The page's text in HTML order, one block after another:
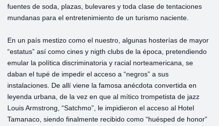
fuentes de soda, plazas, bulevares y toda clase de tentaciones
mundanas para el entretenimiento de un turismo naciente.
En un país mestizo como el nuestro, algunas hosterías de mayor
“estatus” así como cines y nigth clubs de la época, pretendiendo
emular la política discriminatoria y racial norteamericana, se
daban el tupé de impedir el acceso a “negros” a sus
instalaciones. De allí viene la famosa anécdota convertida en
leyenda urbana, de la vez en que al mítico trompetista de jazz
Louis Armstrong, “Satchmo”, le impidieron el acceso al Hotel
Tamanaco, siendo finalmente recibido como “huésped de honor”